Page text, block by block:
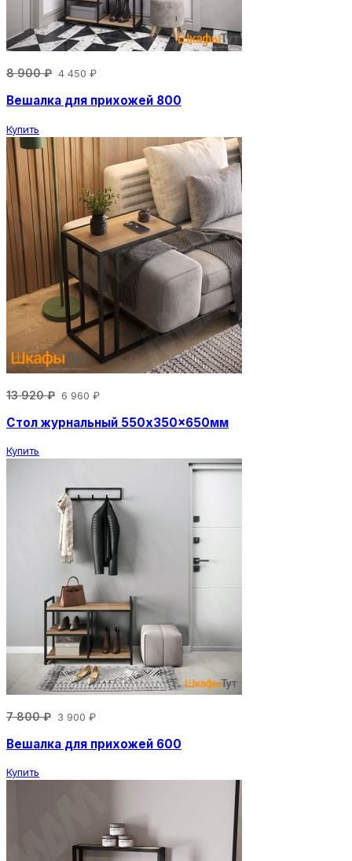
8 900 ₽ 4 450 ₽
Вешалка для прихожей 800
Купить
13 920 ₽ 6 960 ₽
Стол журнальный 550x350x650мм
Купить
7 800 ₽ 3 900 ₽
Вешалка для прихожей 600
Купить